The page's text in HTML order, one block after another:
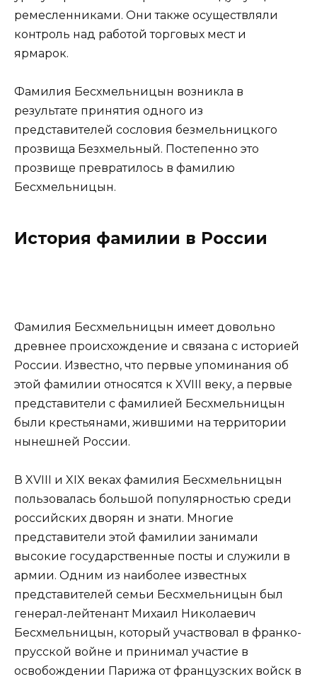
ремесленниками. Они также осуществляли
контроль над работой торговых мест и
ярмарок.
Фамилия Бесхмельницын возникла в
результате принятия одного из
представителей сословия безмельницкого
прозвища Безхмельный. Постепенно это
прозвище превратилось в фамилию
Бесхмельницын.
История фамилии в России
Фамилия Бесхмельницын имеет довольно
древнее происхождение и связана с историей
России. Известно, что первые упоминания об
этой фамилии относятся к XVIII веку, а первые
представители с фамилией Бесхмельницын
были крестьянами, жившими на территории
нынешней России.
В XVIII и XIX веках фамилия Бесхмельницын
пользовалась большой популярностью среди
российских дворян и знати. Многие
представители этой фамилии занимали
высокие государственные посты и служили в
армии. Одним из наиболее известных
представителей семьи Бесхмельницын был
генерал-лейтенант Михаил Николаевич
Бесхмельницын, который участвовал в франко-
прусской войне и принимал участие в
освобождении Парижа от французских войск в